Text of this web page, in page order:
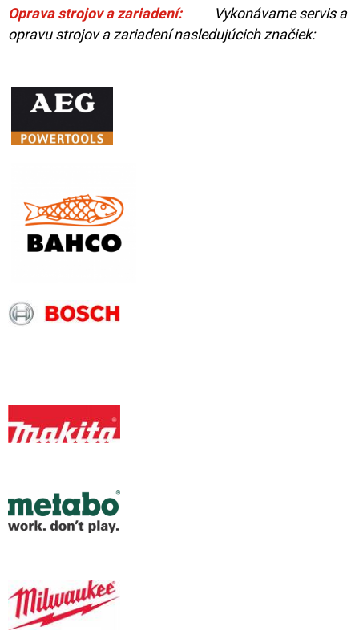
Oprava strojov a zariadení:
Vykonávame servis a
opravu strojov a zariadení nasledujúcich značiek: